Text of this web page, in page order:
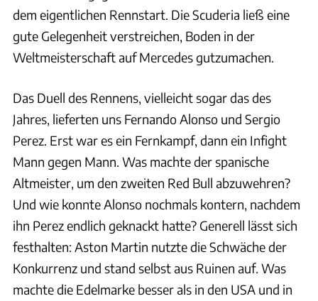
dem eigentlichen Rennstart. Die Scuderia ließ eine
gute Gelegenheit verstreichen, Boden in der
Weltmeisterschaft auf Mercedes gutzumachen.
Das Duell des Rennens, vielleicht sogar das des
Jahres, lieferten uns Fernando Alonso und Sergio
Perez. Erst war es ein Fernkampf, dann ein Infight
Mann gegen Mann. Was machte der spanische
Altmeister, um den zweiten Red Bull abzuwehren?
Und wie konnte Alonso nochmals kontern, nachdem
ihn Perez endlich geknackt hatte? Generell lässt sich
festhalten: Aston Martin nutzte die Schwäche der
Konkurrenz und stand selbst aus Ruinen auf. Was
machte die Edelmarke besser als in den USA und in